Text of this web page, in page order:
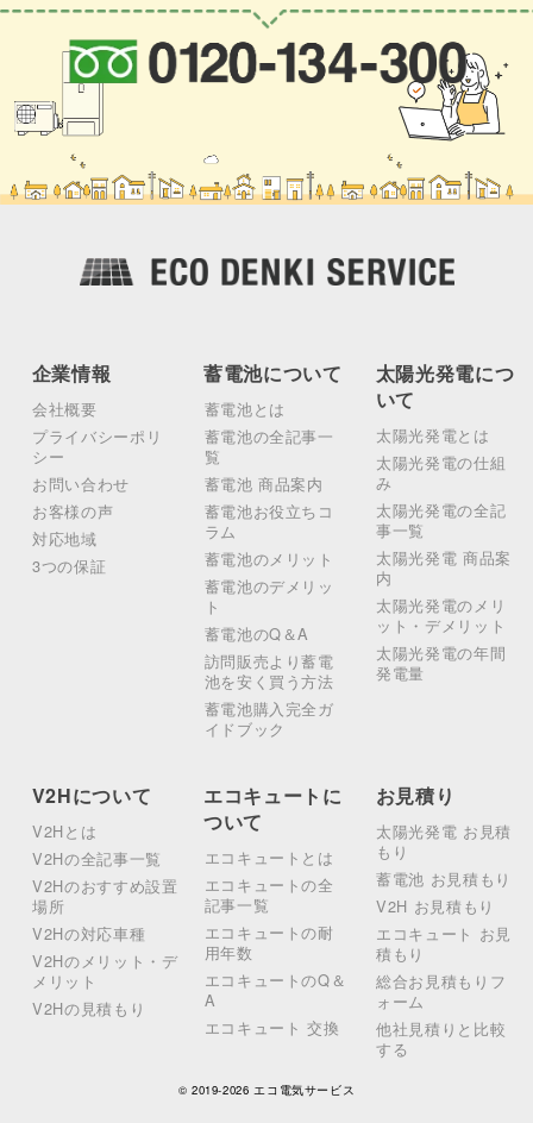
企業情報
会社概要
プライバシーポリ
シー
お問い合わせ
お客様の声
対応地域
3つの保証
蓄電池について
蓄電池とは
蓄電池の全記事一
覧
蓄電池 商品案内
蓄電池お役立ちコ
ラム
蓄電池のメリット
蓄電池のデメリッ
ト
蓄電池のQ＆A
訪問販売より蓄電
池を安く買う方法
蓄電池購入完全ガ
イドブック
太陽光発電につ
いて
太陽光発電とは
太陽光発電の仕組
み
太陽光発電の全記
事一覧
太陽光発電 商品案
内
太陽光発電のメリ
ット・デメリット
太陽光発電の年間
発電量
V2Hについて
V2Hとは
V2Hの全記事一覧
V2Hのおすすめ設置
場所
V2Hの対応車種
V2Hのメリット・デ
メリット
V2Hの見積もり
エコキュートに
ついて
エコキュートとは
エコキュートの全
記事一覧
エコキュートの耐
用年数
エコキュートのQ＆
A
エコキュート 交換
お見積り
太陽光発電 お見積
もり
蓄電池 お見積もり
V2H お見積もり
エコキュート お見
積もり
総合お見積もりフ
ォーム
他社見積りと比較
する
© 2019-2026 エコ電気サービス